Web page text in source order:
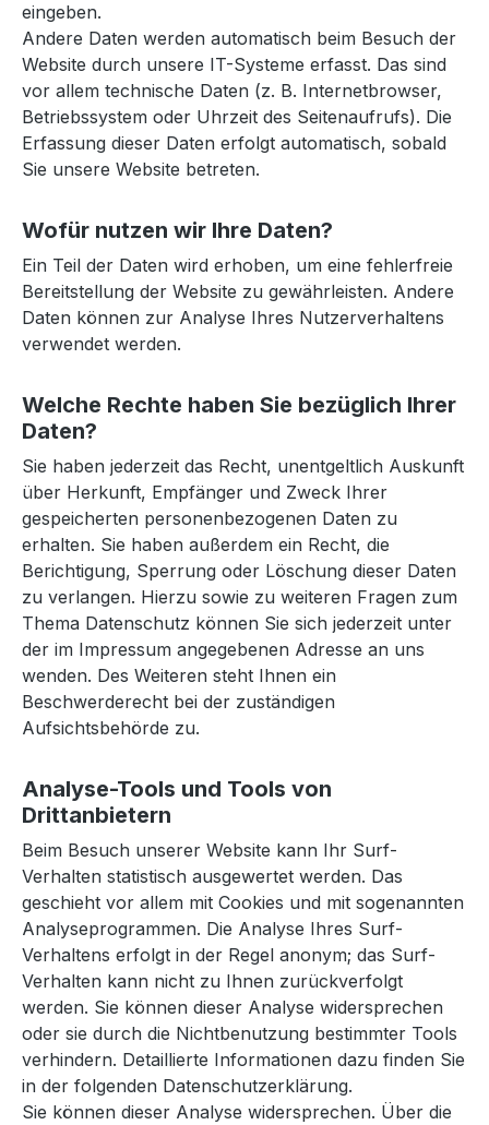
eingeben.
Andere Daten werden automatisch beim Besuch der
Website durch unsere IT-Systeme erfasst. Das sind
vor allem technische Daten (z. B. Internetbrowser,
Betriebssystem oder Uhrzeit des Seitenaufrufs). Die
Erfassung dieser Daten erfolgt automatisch, sobald
Sie unsere Website betreten.
Wofür nutzen wir Ihre Daten?
Ein Teil der Daten wird erhoben, um eine fehlerfreie
Bereitstellung der Website zu gewährleisten. Andere
Daten können zur Analyse Ihres Nutzerverhaltens
verwendet werden.
Welche Rechte haben Sie bezüglich Ihrer
Daten?
Sie haben jederzeit das Recht, unentgeltlich Auskunft
über Herkunft, Empfänger und Zweck Ihrer
gespeicherten personenbezogenen Daten zu
erhalten. Sie haben außerdem ein Recht, die
Berichtigung, Sperrung oder Löschung dieser Daten
zu verlangen. Hierzu sowie zu weiteren Fragen zum
Thema Datenschutz können Sie sich jederzeit unter
der im Impressum angegebenen Adresse an uns
wenden. Des Weiteren steht Ihnen ein
Beschwerderecht bei der zuständigen
Aufsichtsbehörde zu.
Analyse-Tools und Tools von
Drittanbietern
Beim Besuch unserer Website kann Ihr Surf-
Verhalten statistisch ausgewertet werden. Das
geschieht vor allem mit Cookies und mit sogenannten
Analyseprogrammen. Die Analyse Ihres Surf-
Verhaltens erfolgt in der Regel anonym; das Surf-
Verhalten kann nicht zu Ihnen zurückverfolgt
werden. Sie können dieser Analyse widersprechen
oder sie durch die Nichtbenutzung bestimmter Tools
verhindern. Detaillierte Informationen dazu finden Sie
in der folgenden Datenschutzerklärung.
Sie können dieser Analyse widersprechen. Über die